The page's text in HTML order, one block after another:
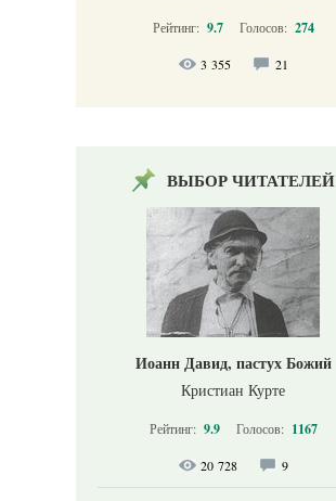
Рейтинг: 9.7 Голосов: 274
3 355 21
ВЫБОР ЧИТАТЕЛЕЙ
Иоанн Давид, пастух Божий
Кристиан Курте
Рейтинг: 9.9 Голосов: 1167
20 728 9